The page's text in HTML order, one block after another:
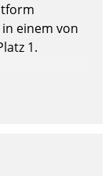
einem von
1.